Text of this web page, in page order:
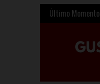
Último Momento